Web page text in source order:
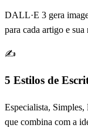
DALL·E 3 gera
para cada artigo e sua
✍️
5 Estilos de
Especialista,
que combina com a